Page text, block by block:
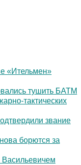
«Ительмен»
тушить БАТМ
тактических
звание
борются за
Васильевичем